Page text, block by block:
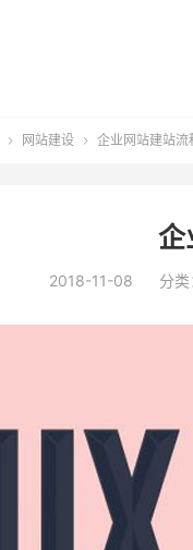
 网站建设  企业网站建站流
企
2018-11-08 分类